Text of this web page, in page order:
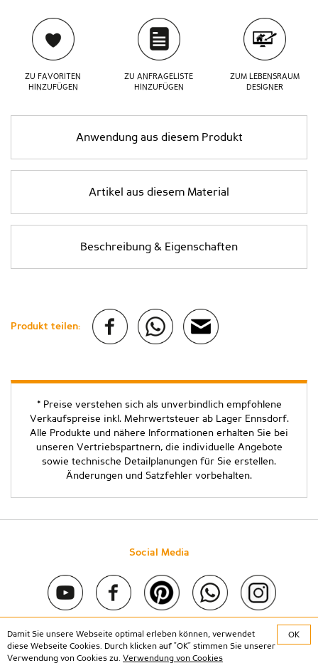
ZU FAVORITEN
HINZUFÜGEN
ZU ANFRAGELISTE
HINZUFÜGEN
ZUM LEBENSRAUM
DESIGNER
Anwendung aus diesem Produkt
Artikel aus diesem Material
Beschreibung & Eigenschaften
Produkt teilen:
* Preise verstehen sich als unverbindlich empfohlene
Verkaufspreise inkl. Mehrwertsteuer ab Lager Ennsdorf.
Alle Produkte und nähere Informationen erhalten Sie bei
unseren Vertriebspartnern, die individuelle Angebote
sowie technische Detailplanungen für Sie erstellen.
Änderungen und Satzfehler vorbehalten.
Social Media
Copyright © 2020 Stein & Co gmbh. All rights reserved. |
Kontakt
| Impressum |Datenschutz
Damit Sie unsere Webseite optimal erleben können, verwendet
diese Webseite Cookies. Durch klicken auf "OK" stimmen Sie unserer
Verwendung von Cookies zu. Verwendung von Cookies
OK